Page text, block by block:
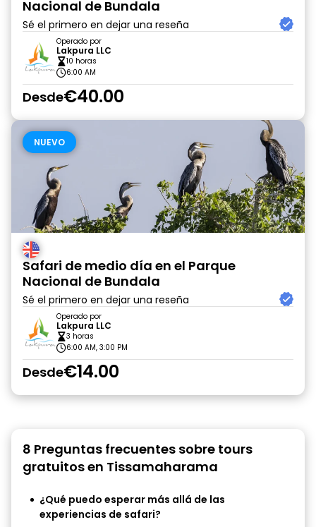
Nacional de Bundala
Sé el primero en dejar una reseña
Operado por
Lakpura LLC
10 horas
6:00 AM
Desde€40.00
NUEVO
Safari de medio día en el Parque
Nacional de Bundala
Sé el primero en dejar una reseña
Operado por
Lakpura LLC
3 horas
6:00 AM, 3:00 PM
Desde€14.00
8 Preguntas frecuentes sobre tours
gratuitos en Tissamaharama
¿Qué puedo esperar más allá de las
experiencias de safari?